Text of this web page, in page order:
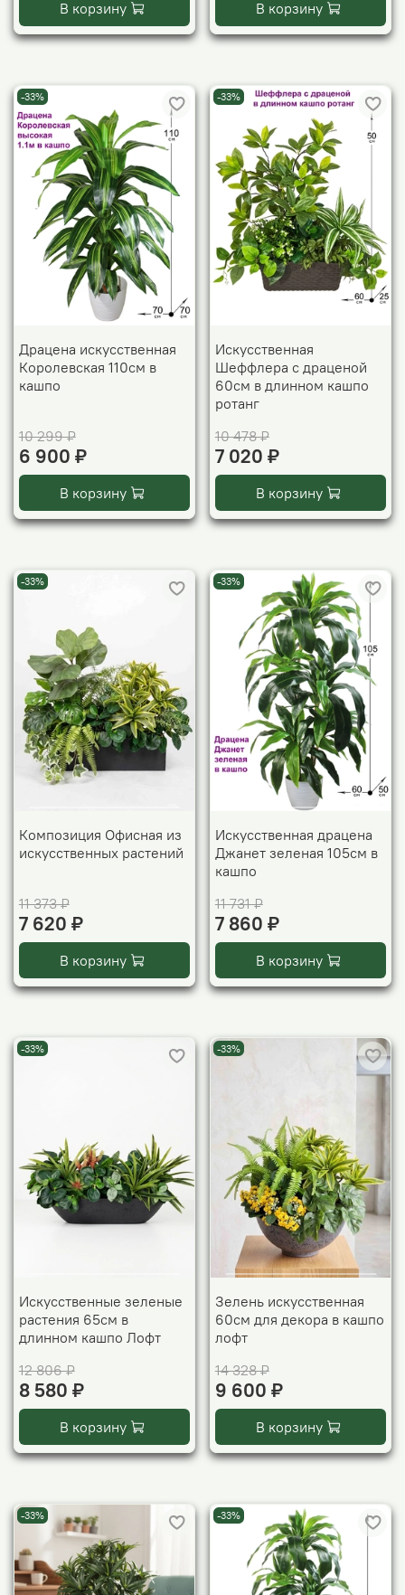
В корзину В корзину
-33%
Драцена искусственная
Королевская 110см в
кашпо
10 299 ₽
6 900 ₽
В корзину
-33%
Искусственная
Шеффлера с драценой
60см в длинном кашпо
ротанг
10 478 ₽
7 020 ₽
В корзину
-33%
Композиция Офисная из
искусственных растений
11 373 ₽
7 620 ₽
В корзину
-33%
Искусственная драцена
Джанет зеленая 105см в
кашпо
11 731 ₽
7 860 ₽
В корзину
-33%
Искусственные зеленые
растения 65см в
длинном кашпо Лофт
12 806 ₽
8 580 ₽
В корзину
-33%
Зелень искусственная
60см для декора в кашпо
лофт
14 328 ₽
9 600 ₽
В корзину
-33% -33%